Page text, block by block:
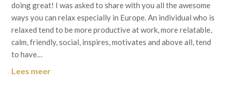
doing great! I was asked to share with you all the awesome
ways you can relax especially in Europe. An individual who is
relaxed tend to be more productive at work, more relatable,
calm, friendly, social, inspires, motivates and above all, tend
to have…
Lees meer